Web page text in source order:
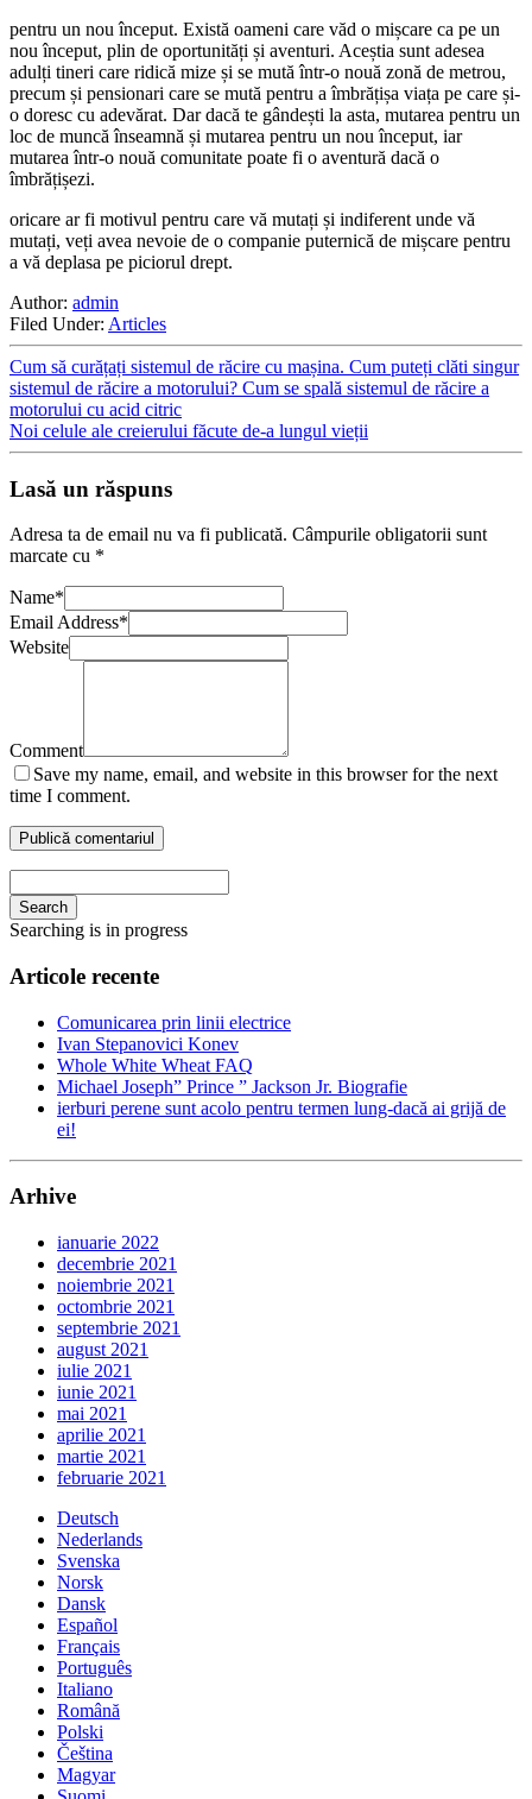
pentru un nou început. Există oameni care văd o mișcare ca pe un
nou început, plin de oportunități și aventuri. Aceștia sunt adesea
adulți tineri care ridică mize și se mută într-o nouă zonă de metrou,
precum și pensionari care se mută pentru a îmbrățișa viața pe care și-
o doresc cu adevărat. Dar dacă te gândești la asta, mutarea pentru un
loc de muncă înseamnă și mutarea pentru un nou început, iar
mutarea într-o nouă comunitate poate fi o aventură dacă o
îmbrățișezi.
oricare ar fi motivul pentru care vă mutați și indiferent unde vă
mutați, veți avea nevoie de o companie puternică de mișcare pentru
a vă deplasa pe piciorul drept.
Author: admin
Filed Under: Articles
Cum să curățați sistemul de răcire cu mașina. Cum puteți clăti singur
sistemul de răcire a motorului? Cum se spală sistemul de răcire a
motorului cu acid citric
Noi celule ale creierului făcute de-a lungul vieții
Lasă un răspuns
Adresa ta de email nu va fi publicată. Câmpurile obligatorii sunt
marcate cu *
Name*
Email Address*
Website
Comment
Save my name, email, and website in this browser for the next
time I comment.
Search
Searching is in progress
Articole recente
Comunicarea prin linii electrice
Ivan Stepanovici Konev
Whole White Wheat FAQ
Michael Joseph” Prince ” Jackson Jr. Biografie
ierburi perene sunt acolo pentru termen lung-dacă ai grijă de
ei!
Arhive
ianuarie 2022
decembrie 2021
noiembrie 2021
octombrie 2021
septembrie 2021
august 2021
iulie 2021
iunie 2021
mai 2021
aprilie 2021
martie 2021
februarie 2021
Deutsch
Nederlands
Svenska
Norsk
Dansk
Español
Français
Português
Italiano
Română
Polski
Čeština
Magyar